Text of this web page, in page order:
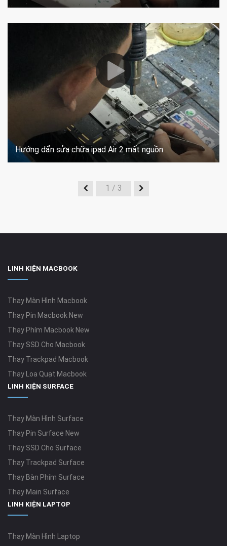
Hướng dẩn sửa chữa ipad Air 2 mất nguồn
1 / 3
LINH KIỆN MACBOOK
Thay Màn Hình Macbook
Thay Pin Macbook New
Thay Phím Macbook New
Thay SSD Cho Macbook
Thay Trackpad Macbook
Thay Loa Quạt Macbook
LINH KIỆN SURFACE
Thay Màn Hình Surface
Thay Pin Surface New
Thay SSD Cho Surface
Thay Trackpad Surface
Thay Bàn Phím Surface
Thay Main Surface
LINH KIỆN LAPTOP
Thay Màn Hình Laptop